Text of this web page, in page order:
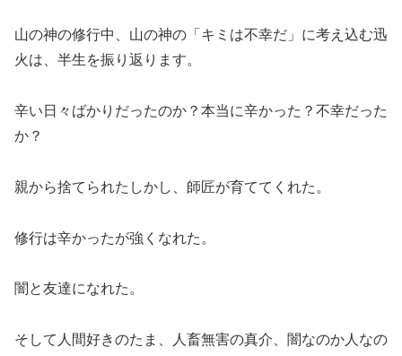
山の神の修行中、山の神の「キミは不幸だ」に考え込む迅
火は、半生を振り返ります。
辛い日々ばかりだったのか？本当に辛かった？不幸だった
か？
親から捨てられたしかし、師匠が育ててくれた。
修行は辛かったが強くなれた。
闇と友達になれた。
そして人間好きのたま、人畜無害の真介、闇なのか人なの